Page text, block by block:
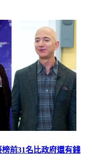
前31名比政府還有錢